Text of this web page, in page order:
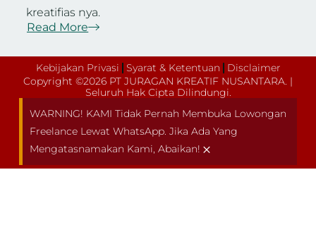
kreatifias nya.
Read More
Kebijakan Privasi Syarat & Ketentuan
Disclaimer
Copyright ©2026 PT JURAGAN KREATIF NUSANTARA. |
Seluruh Hak Cipta Dilindungi.
WARNING! KAMI Tidak Pernah Membuka Lowongan
Freelance Lewat WhatsApp. Jika Ada Yang
Mengatasnamakan Kami, Abaikan! ×